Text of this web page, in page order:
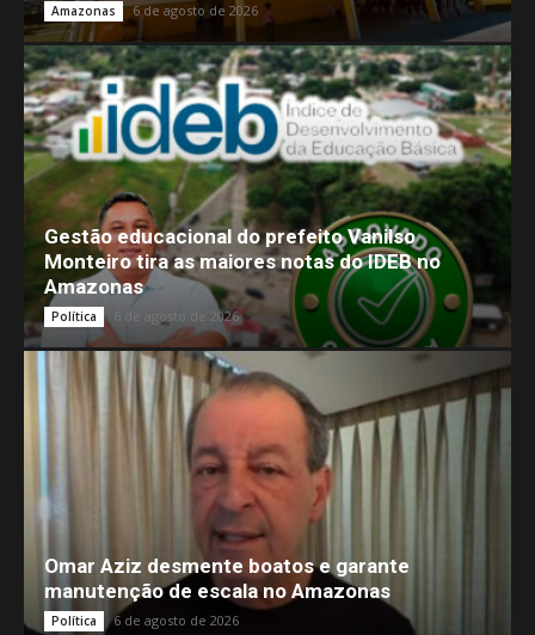
Amazonas 6 de agosto de 2026
Gestão educacional do prefeito Vanilso
Monteiro tira as maiores notas do IDEB no
Amazonas
Política 6 de agosto de 2026
Omar Aziz desmente boatos e garante
manutenção de escala no Amazonas
Política 6 de agosto de 2026